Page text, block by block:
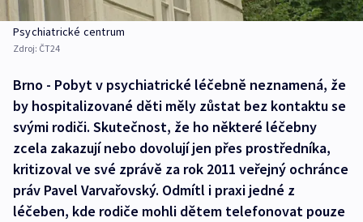
Psychiatrické centrum
Zdroj: ČT24
Brno - Pobyt v psychiatrické léčebně neznamená, že
by hospitalizované děti měly zůstat bez kontaktu se
svými rodiči. Skutečnost, že ho některé léčebny
zcela zakazují nebo dovolují jen přes prostředníka,
kritizoval ve své zprávě za rok 2011 veřejný ochránce
práv Pavel Varvařovský. Odmítl i praxi jedné z
léčeben, kde rodiče mohli dětem telefonovat pouze